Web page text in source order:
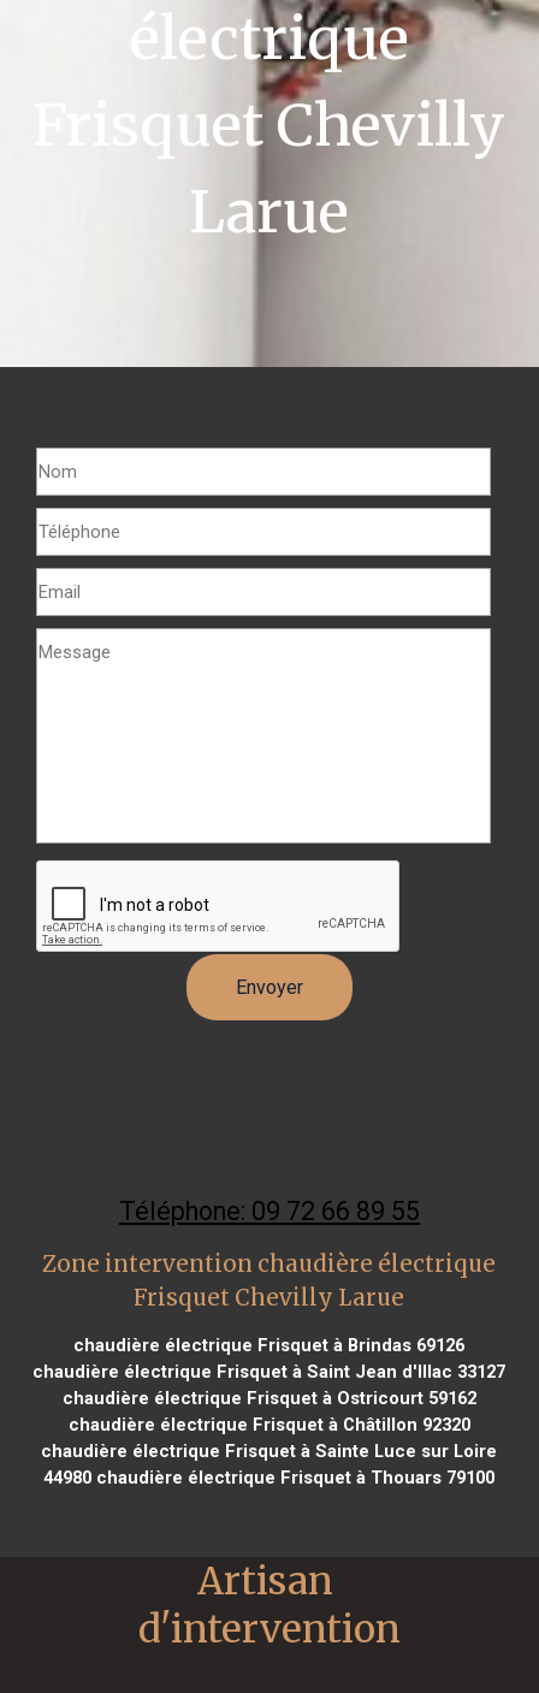
électrique
Frisquet Chevilly
Larue
Téléphone: 09 72 66 89 55
Zone intervention chaudière électrique
Frisquet Chevilly Larue
chaudière électrique Frisquet à Brindas 69126
chaudière électrique Frisquet à Saint Jean d'Illac 33127
chaudière électrique Frisquet à Ostricourt 59162
chaudière électrique Frisquet à Châtillon 92320
chaudière électrique Frisquet à Sainte Luce sur Loire
44980 chaudière électrique Frisquet à Thouars 79100
Artisan
d'intervention